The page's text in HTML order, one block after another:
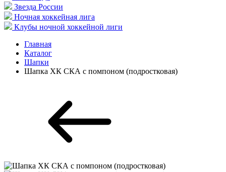
Звезда России
Ночная хоккейная лига
Клубы ночной хоккейной лиги
Главная
Каталог
Шапки
Шапка ХК СКА с помпоном (подростковая)